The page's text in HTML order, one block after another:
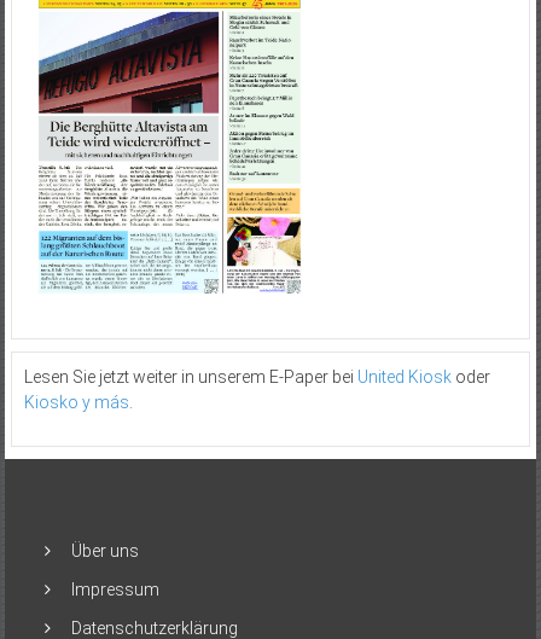
Lesen Sie jetzt weiter in unserem E-Paper bei United Kioskoder
Kiosko y más.
Über uns
Impressum
Datenschutzerklärung